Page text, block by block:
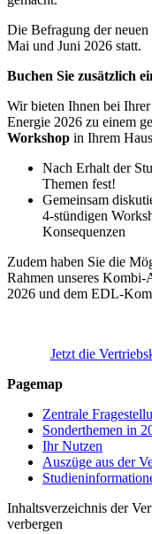
Die Befragung der
Mai und Juni 2026 statt.
Buchen Sie zusätzlich
Wir bieten Ihnen bei
Energie 2026 zu einem
Workshop in Ihrem
Nach Erhalt der
Themen fest!
Gemeinsam
4-stündigen
Konsequenzen
Zudem haben Sie die
Rahmen unseres Kombi-
2026 und dem EDL-
Jetzt die
Pagemap
Zentrale
Sonderthemen in
Ihr Nutzen
Auszüge aus der
Inhaltsverzeichnis der
verbergen